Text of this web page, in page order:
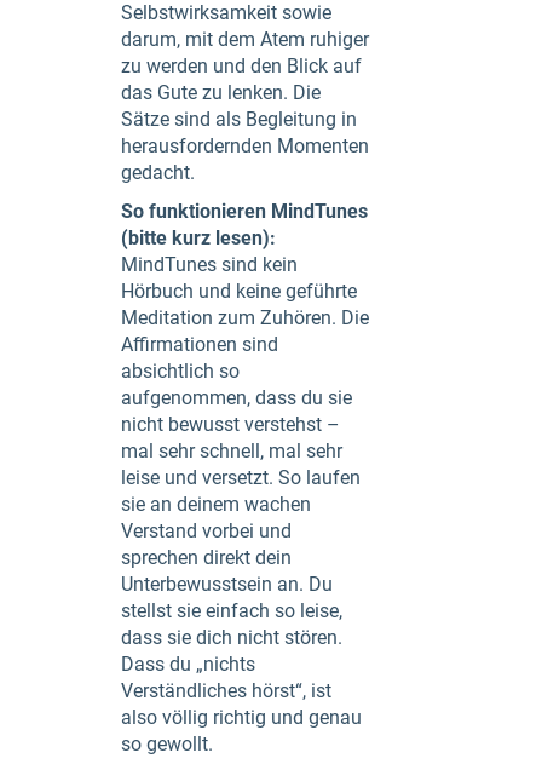
Selbstwirksamkeit sowie
darum, mit dem Atem ruhiger
zu werden und den Blick auf
das Gute zu lenken. Die
Sätze sind als Begleitung in
herausfordernden Momenten
gedacht.
So funktionieren MindTunes
(bitte kurz lesen):
MindTunes sind kein
Hörbuch und keine geführte
Meditation zum Zuhören. Die
Affirmationen sind
absichtlich so
aufgenommen, dass du sie
nicht bewusst verstehst –
mal sehr schnell, mal sehr
leise und versetzt. So laufen
sie an deinem wachen
Verstand vorbei und
sprechen direkt dein
Unterbewusstsein an. Du
stellst sie einfach so leise,
dass sie dich nicht stören.
Dass du „nichts
Verständliches hörst“, ist
also völlig richtig und genau
so gewollt.